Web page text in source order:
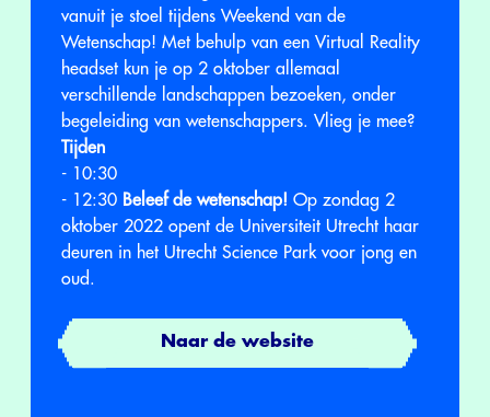
vanuit je stoel tijdens Weekend van de
Wetenschap! Met behulp van een Virtual Reality
headset kun je op 2 oktober allemaal
verschillende landschappen bezoeken, onder
begeleiding van wetenschappers. Vlieg je mee?
Tijden
- 10:30
- 12:30 Beleef de wetenschap! Op zondag 2
oktober 2022 opent de Universiteit Utrecht haar
deuren in het Utrecht Science Park voor jong en
oud.
Naar de website